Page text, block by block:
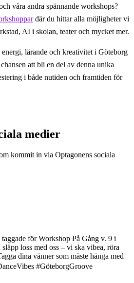
våra andra spännande workshops?
där du hittar alla möjligheter vi
AI i skolan, teater och mycket mer.
lärande och kreativitet i Göteborg
att bli en del av denna unika
i både nutiden och framtiden för
medier
kommit in via Optagonens sociala
taggade för Workshop På Gång v. 9 i
loss med oss – vi ska vibea, röra
dina vänner som måste hänga med
#GöteborgGroove